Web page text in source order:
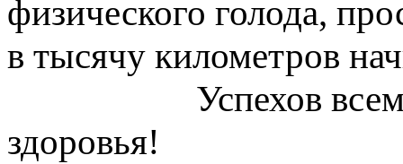
физического голода,
в тысячу километров
Успехов всем на
здоровья!